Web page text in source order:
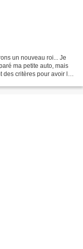
un nouveau roi... Je
ma petite auto, mais
critères pour avoir le